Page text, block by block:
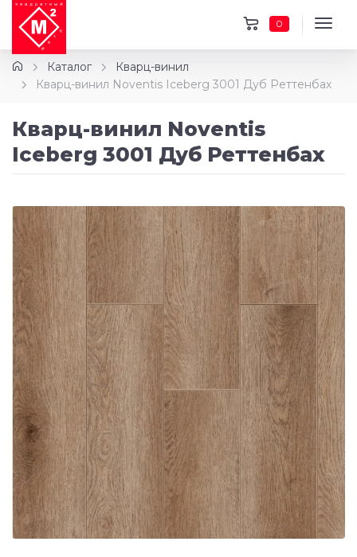
0
Каталог
Кварц-винил
Кварц-винил Noventis Iceberg 3001 Дуб Реттенбах
Кварц-винил Noventis
Iceberg 3001 Дуб Реттенбах